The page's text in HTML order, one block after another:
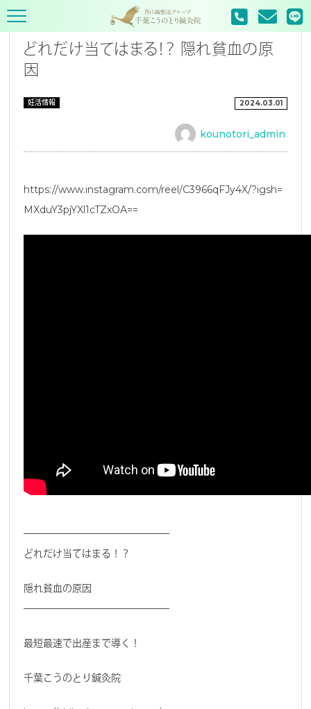
TOP
どれだけ当てはまる！？ 隠れ貧血の原
因
妊活情報 2024.03.01
kounotori_admin
https://www.instagram.com/reel/C3966qFJy4X/?igsh=
MXduY3pjYXl1cTZxOA==
———————————————
どれだけ当てはまる！？
隠れ貧血の原因
———————————————
最短最速で出産まで導く！
千葉こうのとり鍼灸院